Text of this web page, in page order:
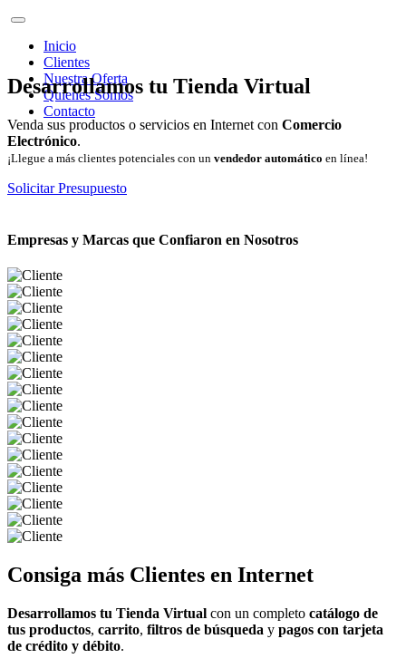
Inicio
Clientes
Nuestra Oferta
Quienes Somos
Contacto
Desarrollamos tu Tienda Virtual
Venda sus productos o servicios en Internet con Comercio
Electrónico.
¡Llegue a más clientes potenciales con un vendedor automático en línea!
Solicitar Presupuesto
Empresas y Marcas que Confiaron en Nosotros
Consiga más Clientes en Internet
Desarrollamos tu Tienda Virtual con un completo catálogo de
tus productos, carrito, filtros de búsqueda y pagos con tarjeta
de crédito y débito.